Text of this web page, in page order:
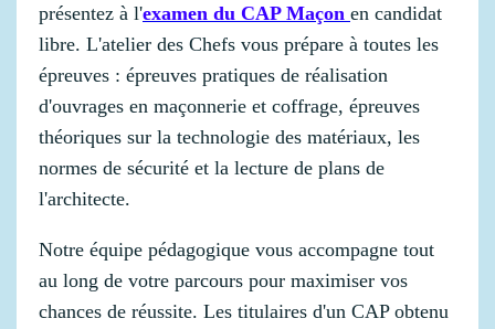
présentez à l'examen du CAP Maçon en candidat
libre. L'atelier des Chefs vous prépare à toutes les
épreuves : épreuves pratiques de réalisation
d'ouvrages en maçonnerie et coffrage, épreuves
théoriques sur la technologie des matériaux, les
normes de sécurité et la lecture de plans de
l'architecte.
Notre équipe pédagogique vous accompagne tout
au long de votre parcours pour maximiser vos
chances de réussite. Les titulaires d'un CAP obtenu